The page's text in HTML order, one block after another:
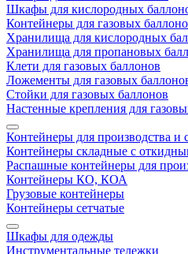
Шкафы для кислородных
Контейнеры для газовых
Хранилища для кислородных
Хранилища для пропановых
Клети для газовых баллонов
Ложементы для газовых
Стойки для газовых баллонов
Настенные крепления для
Контейнеры для производства и
Контейнеры складные с
Распашные контейнеры для
Контейнеры КО, КОА
Грузовые контейнеры
Контейнеры сетчатые
Шкафы для одежды
Инструментальные тележки